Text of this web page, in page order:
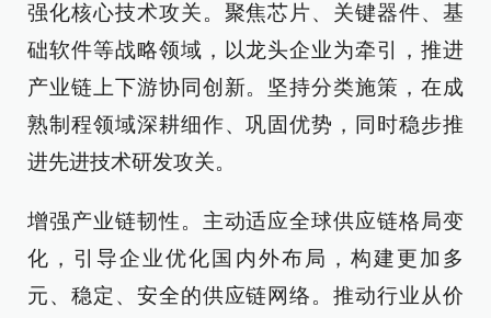
强化核心技术攻关。聚焦芯片、关键器件、基
础软件等战略领域，以龙头企业为牵引，推进
产业链上下游协同创新。坚持分类施策，在成
熟制程领域深耕细作、巩固优势，同时稳步推
进先进技术研发攻关。
增强产业链韧性。主动适应全球供应链格局变
化，引导企业优化国内外布局，构建更加多
元、稳定、安全的供应链网络。推动行业从价